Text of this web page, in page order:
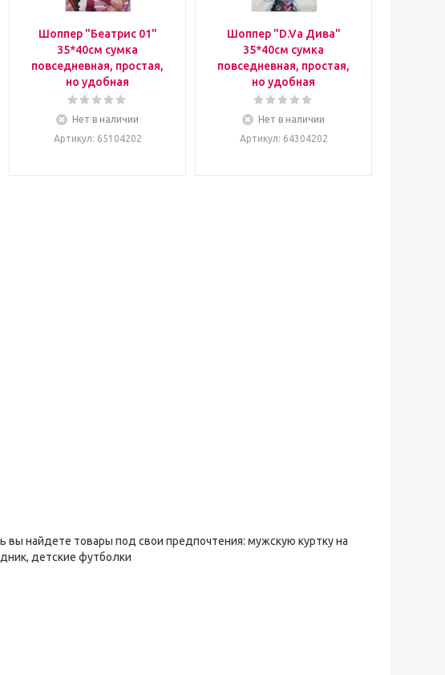
Шоппер "Беатрис 01"
35*40см сумка
повседневная, простая,
но удобная
Нет в наличии
Артикул: 65104202
Шоппер "D.Va Дива"
35*40см сумка
повседневная, простая,
но удобная
Нет в наличии
Артикул: 64304202
вы найдете товары под свои предпочтения: мужскую куртку на
детские футболки